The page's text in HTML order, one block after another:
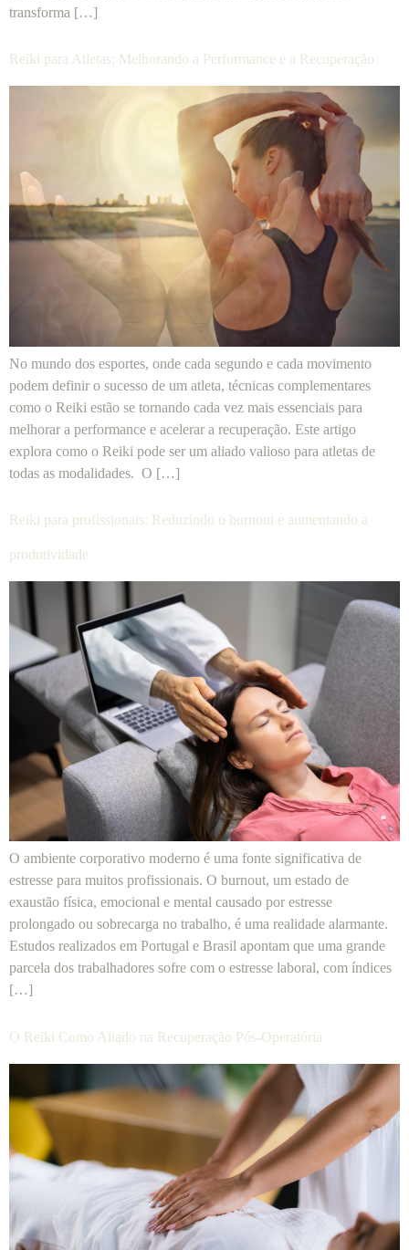
transforma […]
Reiki para Atletas: Melhorando a Performance e a Recuperação
No mundo dos esportes, onde cada segundo e cada movimento
podem definir o sucesso de um atleta, técnicas complementares
como o Reiki estão se tornando cada vez mais essenciais para
melhorar a performance e acelerar a recuperação. Este artigo
explora como o Reiki pode ser um aliado valioso para atletas de
todas as modalidades. O […]
Reiki para profissionais: Reduzindo o burnout e aumentando a
produtividade
O ambiente corporativo moderno é uma fonte significativa de
estresse para muitos profissionais. O burnout, um estado de
exaustão física, emocional e mental causado por estresse
prolongado ou sobrecarga no trabalho, é uma realidade alarmante.
Estudos realizados em Portugal e Brasil apontam que uma grande
parcela dos trabalhadores sofre com o estresse laboral, com índices
[…]
O Reiki Como Aliado na Recuperação Pós-Operatória